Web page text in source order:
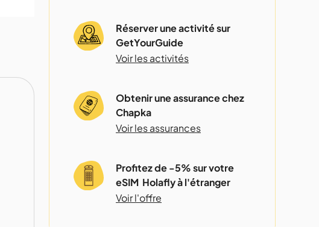
Réserver une activité sur
GetYourGuide
Voir les activités
Obtenir une assurance chez
Chapka
Voir les assurances
Profitez de -5% sur votre
eSIM Holafly à l'étranger
Voir l'offre